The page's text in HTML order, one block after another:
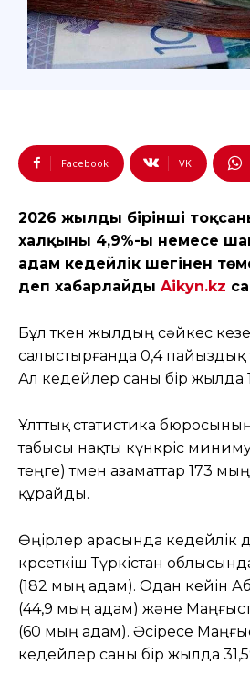
Facebook VK
2026 жылдың бірінші
халқының 4,9%-ы немесе
адам кедейлік шегінен
деп хабарлайды Aikyn.kz
Бұл өткен жылдың сәйкес
салыстырғанда 0,4 пайыздық
Ал кедейлер саны бір жылда
Ұлттық статистика
табысы нақты күнкөріс
теңге) төмен азаматтар 173
құрайды.
Өңірлер арасында кедейлік
көрсеткіш Түркістан
(182 мың адам). Одан кейін
(44,9 мың адам) және
(60 мың адам). Әсіресе
кедейлер саны бір жылда